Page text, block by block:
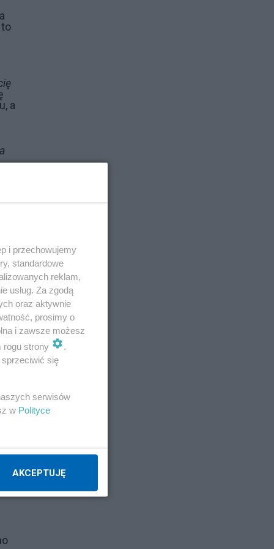
a
to
i przechowujemy
standardowe
reklam,
usług. Za zgodą
oraz aktywnie
prosimy o
i zawsze możesz
rogu strony
.
się
serwisów
w Polityce
AKCEPTUJĘ